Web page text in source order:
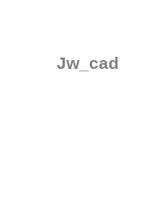
Jw_cad